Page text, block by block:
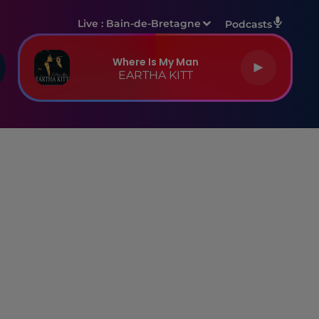
Live : Bain-de-Bretagne Podcasts
Where Is My Man
EARTHA KITT